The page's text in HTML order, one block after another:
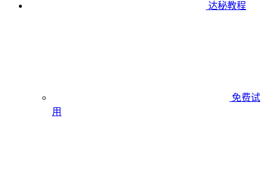
达秘教程
免费试
用